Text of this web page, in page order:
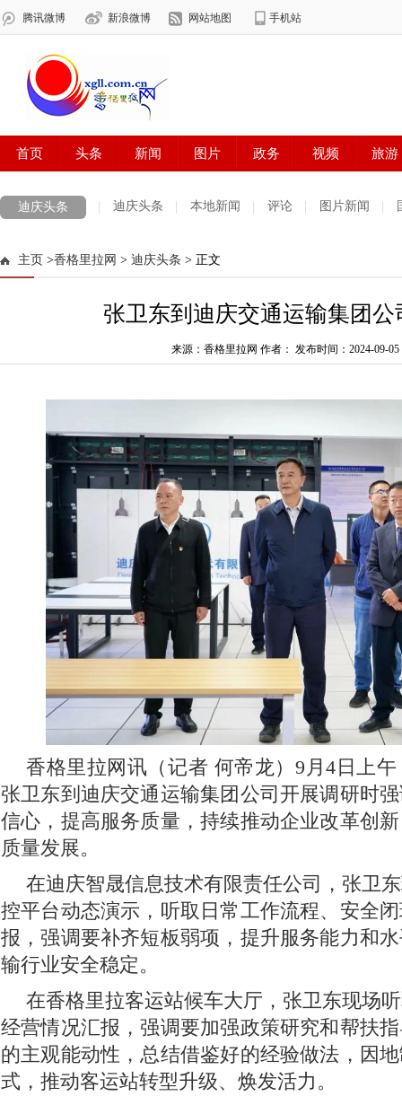
迪庆头条 迪庆头条 本地新闻 评论 图片新闻
主页 >香格里拉网 > 迪庆头条 > 正文
张卫东到迪庆交通运输集团公
来源：香格里拉网 作者： 发布时间：2024-09-05
香格里拉网讯（记者 何帝龙）9月4日上
张卫东到迪庆交通运输集团公司开展调研时
信心，提高服务质量，持续推动企业改革创
质量发展。
在迪庆智晟信息技术有限责任公司，张卫
控平台动态演示，听取日常工作流程、安全
报，强调要补齐短板弱项，提升服务能力和
输行业安全稳定。
在香格里拉客运站候车大厅，张卫东现场
经营情况汇报，强调要加强政策研究和帮扶
的主观能动性，总结借鉴好的经验做法，因
式，推动客运站转型升级、焕发活力。